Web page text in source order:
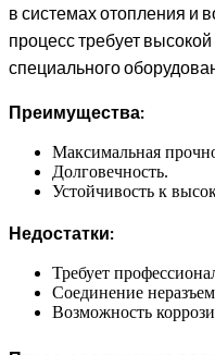
в системах отопления и
процесс требует
специального
Преимущества:
Максимальная
Долговечность.
Устойчивость к
Недостатки:
Требует
Соединение
Возможность